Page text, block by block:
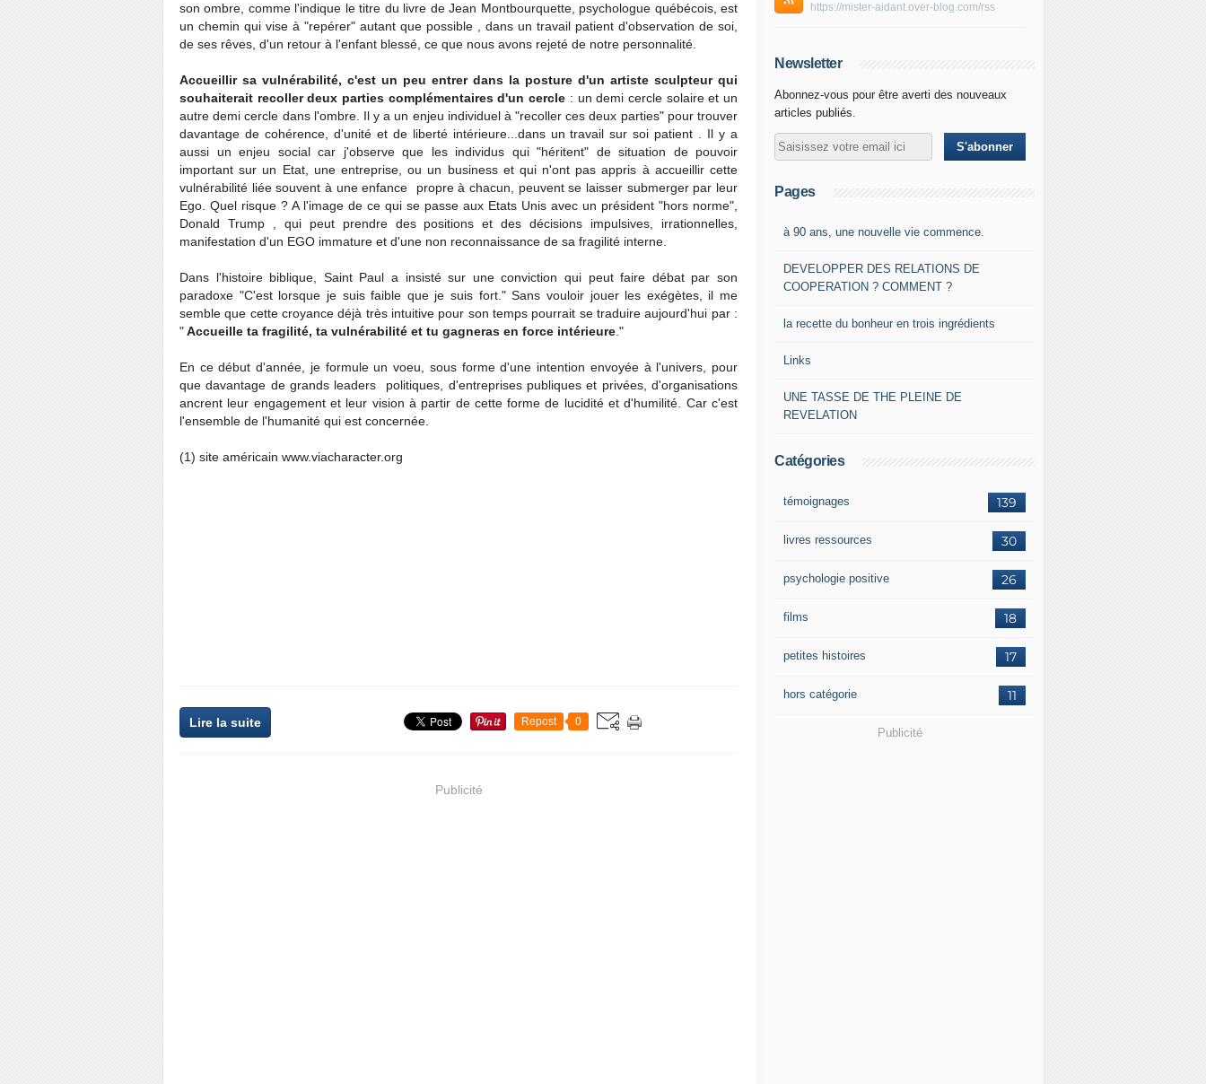
son ombre, comme l'indique le titre du livre de Jean Montbourquette, psychologue québécois, est
un chemin qui vise à "repérer" autant que possible , dans un travail patient d'observation de soi,
de ses rêves, d'un retour à l'enfant blessé, ce que nous avons rejeté de notre personnalité.
Accueillir sa vulnérabilité, c'est un peu entrer dans la posture d'un artiste sculpteur qui
souhaiterait recoller deux parties complémentaires d'un cercle : un demi cercle solaire et un
autre demi cercle dans l'ombre. Il y a un enjeu individuel à "recoller ces deux parties" pour trouver
davantage de cohérence, d'unité et de liberté intérieure...dans un travail sur soi patient . Il y a
aussi un enjeu social car j'observe que les individus qui "héritent" de situation de pouvoir
important sur un Etat, une entreprise, ou un business et qui n'ont pas appris à accueillir cette
vulnérabilité liée souvent à une enfance propre à chacun, peuvent se laisser submerger par leur
Ego. Quel risque ? A l'image de ce qui se passe aux Etats Unis avec un président "hors norme",
Donald Trump , qui peut prendre des positions et des décisions impulsives, irrationnelles,
manifestation d'un EGO immature et d'une non reconnaissance de sa fragilité interne.
Dans l'histoire biblique, Saint Paul a insisté sur une conviction qui peut faire débat par son
paradoxe "C'est lorsque je suis faible que je suis fort." Sans vouloir jouer les exégètes, il me
semble que cette croyance déjà très intuitive pour son temps pourrait se traduire aujourd'hui par :
"Accueille ta fragilité, ta vulnérabilité et tu gagneras en force intérieure ."
En ce début d'année, je formule un voeu, sous forme d'une intention envoyée à l'univers, pour
que davantage de grands leaders politiques, d'entreprises publiques et privées, d'organisations
ancrent leur engagement et leur vision à partir de cette forme de lucidité et d'humilité. Car c'est
l'ensemble de l'humanité qui est concernée.
(1) site américain www.viacharacter.org
Lire la suite Repost 0
Publicité
https://mister-aidant.over-blog.com/rss
Newsletter
Abonnez-vous pour être averti des nouveaux
articles publiés.
Pages
à 90 ans, une nouvelle vie commence.
DEVELOPPER DES RELATIONS DE
COOPERATION ? COMMENT ?
la recette du bonheur en trois ingrédients
Links
UNE TASSE DE THE PLEINE DE
REVELATION
Catégories
139
témoignages
30
livres ressources
26
psychologie positive
18
films
17
petites histoires
11
hors catégorie
Publicité